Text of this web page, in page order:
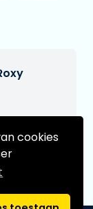
cookies